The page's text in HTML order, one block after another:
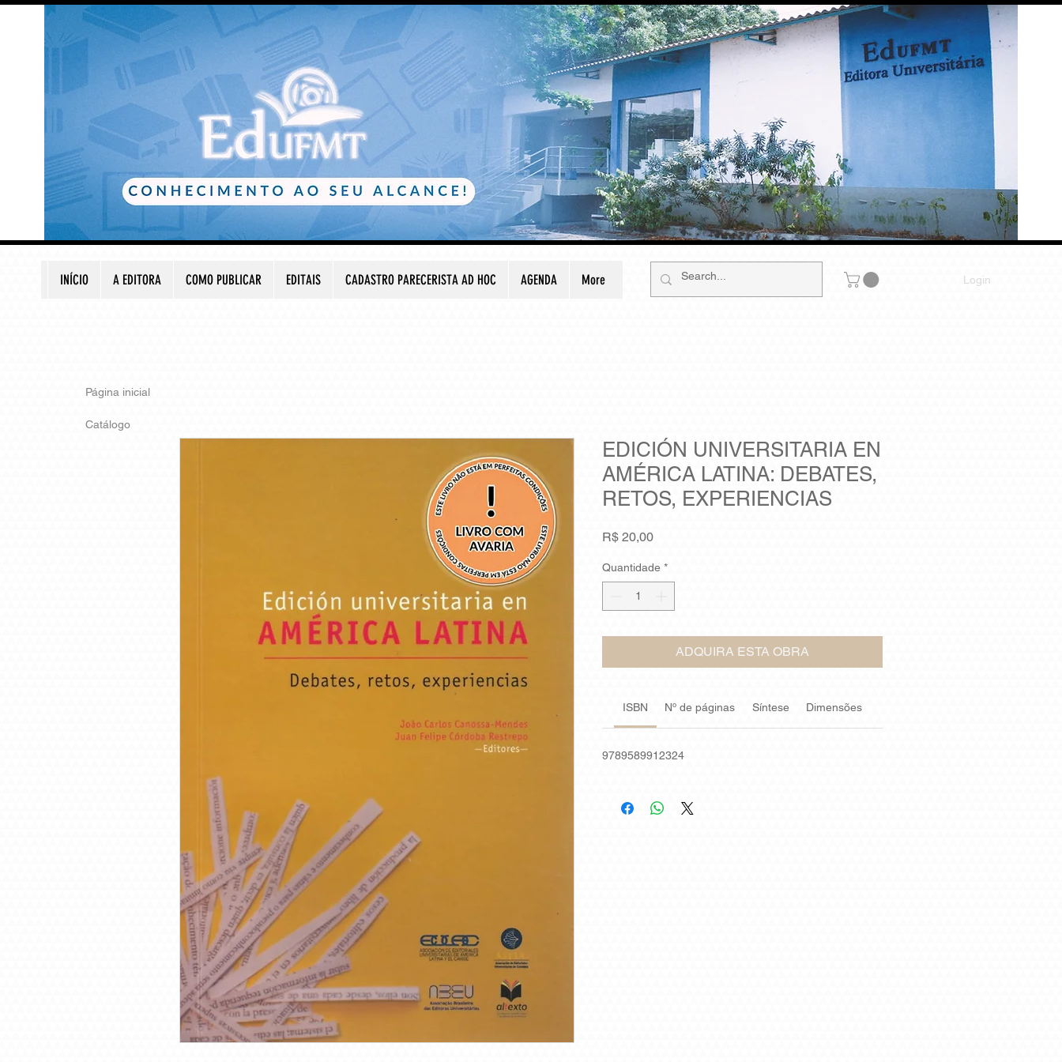
INÍCIO A EDITORA COMO PUBLICAR EDITAIS CADASTRO PARECERISTA AD HOC AGENDA More Login
Página inicial
Catálogo
EDICIÓN UNIVERSITARIA EN
AMÉRICA LATINA: DEBATES,
RETOS, EXPERIENCIAS
R$ 20,00Preço
Quantidade *
ADQUIRA ESTA OBRA
ISBN Nº de páginas Síntese Dimensões
9789589912324